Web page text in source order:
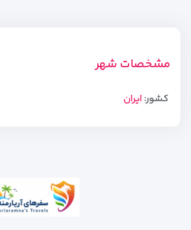
مشخصات شهر
کشور:ایران